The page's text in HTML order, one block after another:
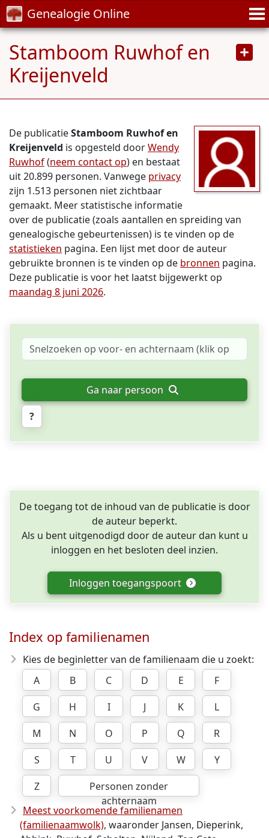
Genealogie Online
Stamboom Ruwhof en
Kreijenveld
De publicatieStamboom Ruwhof en
Kreijenveld is opgesteld doorWendy
Ruwhof(neem contact op) en bestaat
uit 20.899 personen. Vanwege privacy
zijn 1.513 personen niet zichtbaar
gemaakt. Meer statistische informatie
over de publicatie (zoals aantallen en spreiding van
genealogische gebeurtenissen) is te vinden op de
statistieken pagina. Een lijst met door de auteur
gebruikte bronnen is te vinden op de bronnen pagina.
Deze publicatie is voor het laatst bijgewerkt op
maandag 8 juni 2026.
Ga naar persoon
?
De toegang tot de inhoud van de publicatie is door
de auteur beperkt.
Als u bent uitgenodigd door de auteur dan kunt u
inloggen en het besloten deel inzien.
Inloggen toegangspoort
Index op familienamen
Kies de beginletter van de familienaam die u zoekt:
A
B C D E
F
G
H I J K
L
M
N O P Q
R
S
T U V W
Y
Z
Personen zonder
achternaam
Meest voorkomende familienamen
(familienaamwolk), waaronder Jansen, Dieperink,